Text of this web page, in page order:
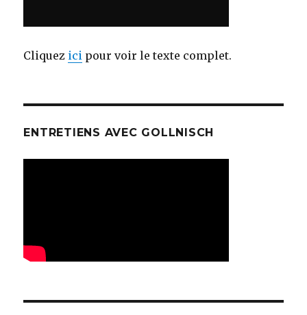
Cliquez ici pour voir le texte complet.
ENTRETIENS AVEC GOLLNISCH